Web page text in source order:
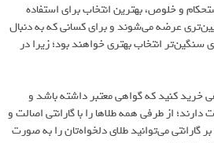
طلا هستند. طلای ۱۸ عیار به دلیل تعادل بین استحکام و خلوص، بهترین انتخاب برای استفاده
عرضه می‌شوند و برای کسانی که به دنبال
انتخاب بهتری خواهند بود؛ زیرا در
خرید کنید که گواهی معتبر داشته باشد و
از طرفی همه طلاها را با گارانتی اصالت و
گارانتی می‌توانید طلای دلخواه‌تان را به صورت